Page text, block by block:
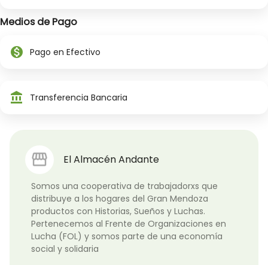
Medios de Pago
monetization_on Pago en Efectivo
account_balance Transferencia Bancaria
El Almacén Andante
Somos una cooperativa de trabajadorxs que
distribuye a los hogares del Gran Mendoza
productos con Historias, Sueños y Luchas.
Pertenecemos al Frente de Organizaciones en
Lucha (FOL) y somos parte de una economía
social y solidaria